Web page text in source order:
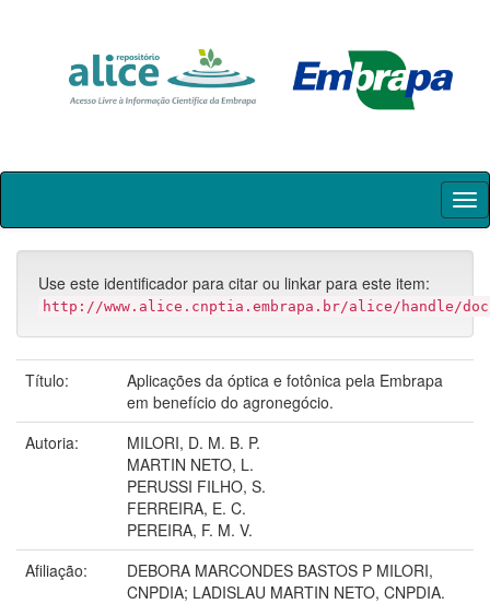
Skip
Use este identificador para citar ou linkar para este item:
http://www.alice.cnptia.embrapa.br/alice/handle/
Título:
Aplicações da óptica e fotônica pela Embrapa
em benefício do agronegócio.
Autoria:
MILORI, D. M. B. P.
MARTIN NETO, L.
PERUSSI FILHO, S.
FERREIRA, E. C.
PEREIRA, F. M. V.
Afiliação:
DEBORA MARCONDES BASTOS P MILORI,
CNPDIA; LADISLAU MARTIN NETO, CNPDIA.